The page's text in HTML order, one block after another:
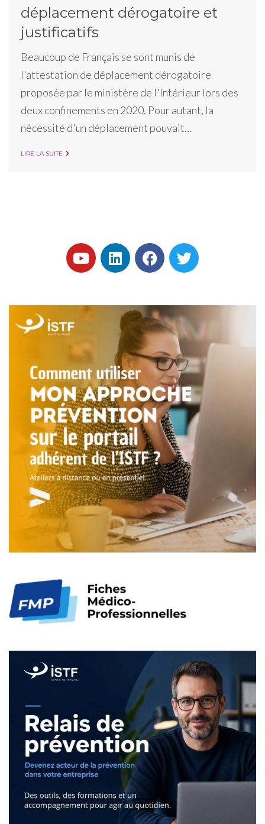
déplacement dérogatoire et
justificatifs
Beaucoup de Français se sont munis de
l'attestation de déplacement dérogatoire
proposée par le ministère de l'Intérieur lors des
deux confinements en 2020. Pour autant, la
nécessité d'un déplacement pouvait…
LIRE LA SUITE